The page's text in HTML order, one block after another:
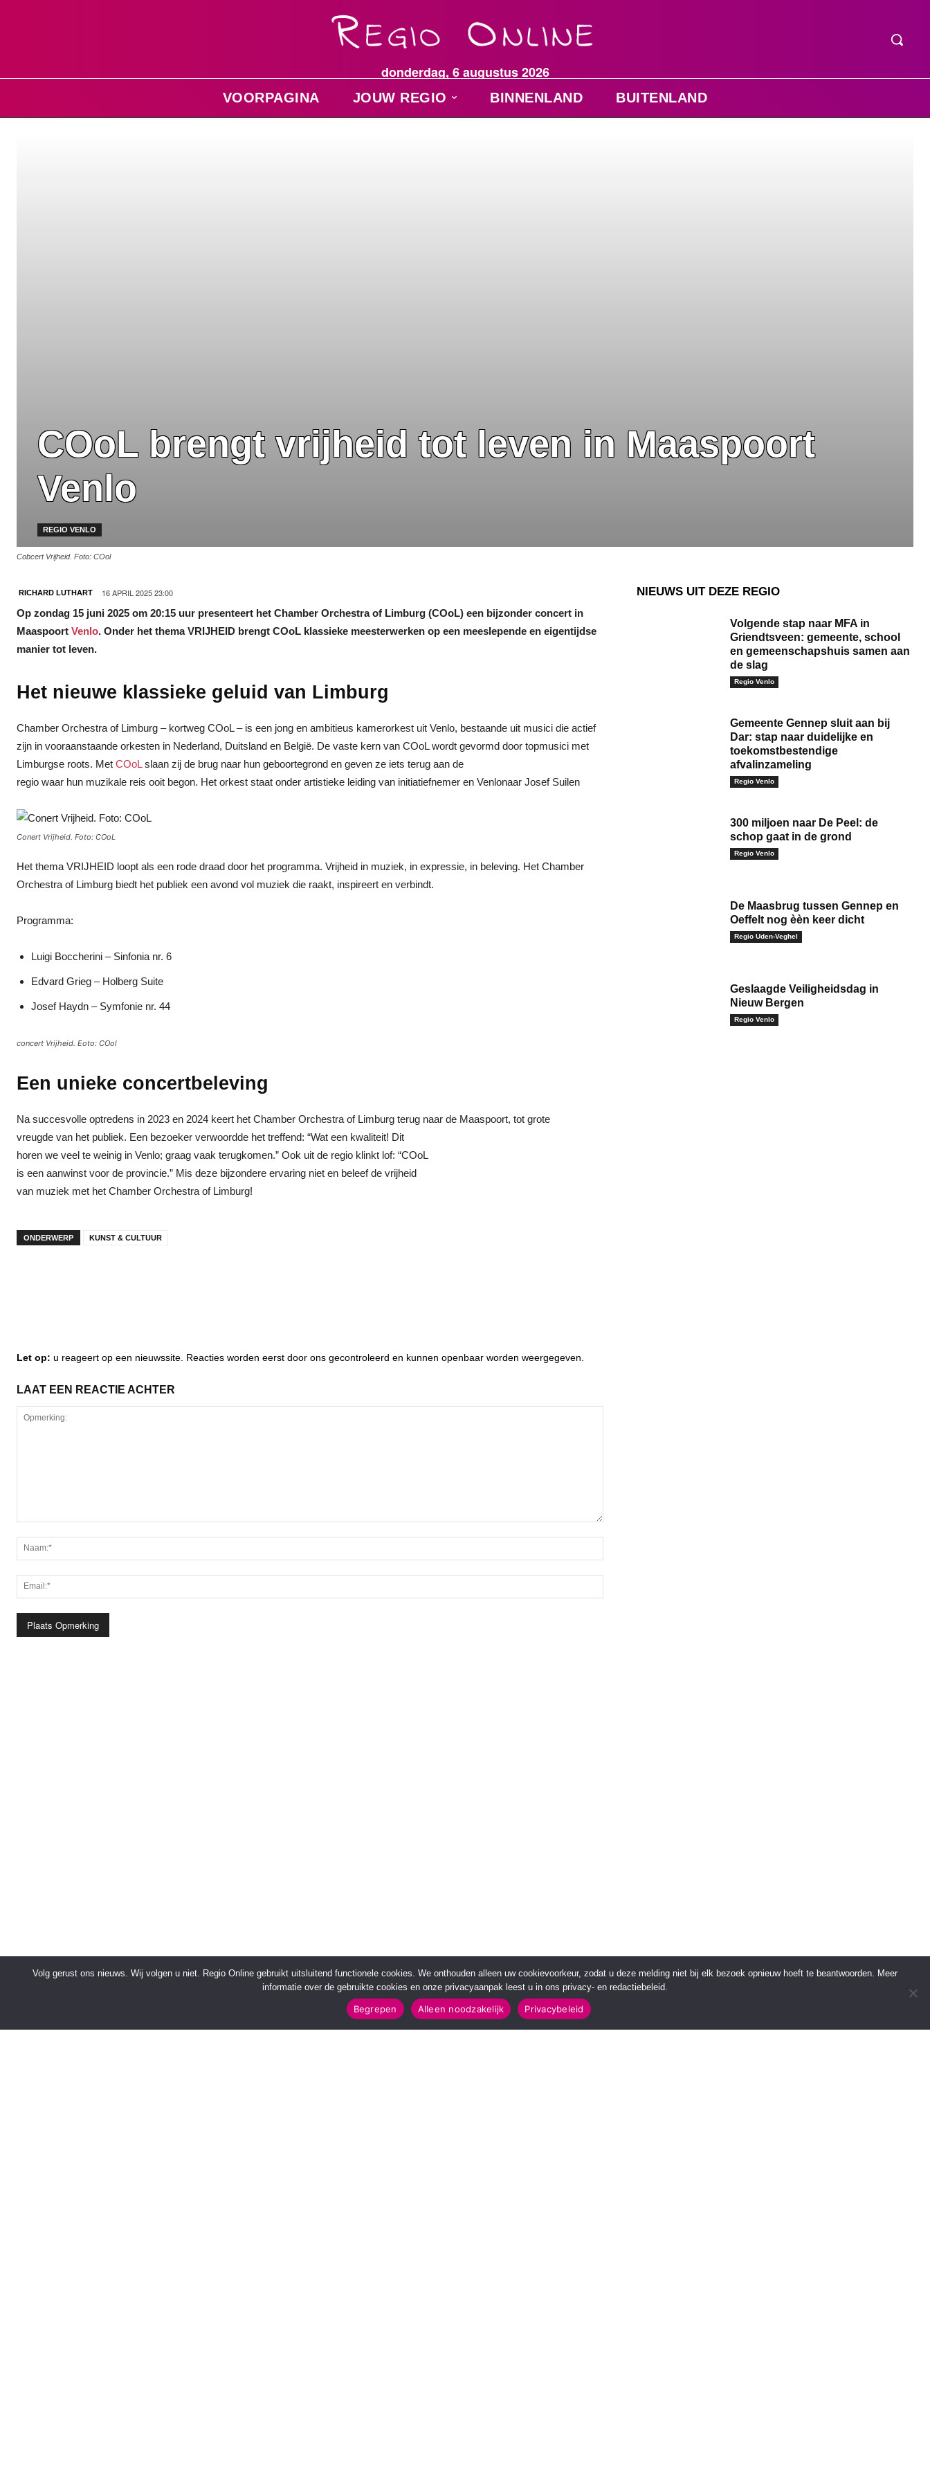
donderdag, 6 augustus 2026
VOORPAGINA JOUW REGIO BINNENLAND BUITENLAND
COoL brengt vrijheid tot leven in Maaspoort
Venlo
REGIO VENLO
Cobcert Vrijheid. Foto: COol
RICHARD LUTHART 16 APRIL 2025 23:00
Op zondag 15 juni 2025 om 20:15 uur presenteert het Chamber Orchestra of Limburg (COoL) een bijzonder concert in
Maaspoort Venlo. Onder het thema VRIJHEID brengt COoL klassieke meesterwerken op een meeslepende en eigentijdse
manier tot leven.
Het nieuwe klassieke geluid van Limburg
Chamber Orchestra of Limburg – kortweg COoL – is een jong en ambitieus kamerorkest uit Venlo, bestaande uit musici die actief
zijn in vooraanstaande orkesten in Nederland, Duitsland en België. De vaste kern van COoL wordt gevormd door topmusici met
Limburgse roots. Met COoLslaan zij de brug naar hun geboortegrond en geven ze iets terug aan de
regio waar hun muzikale reis ooit begon. Het orkest staat onder artistieke leiding van initiatiefnemer en Venlonaar Josef Suilen
Conert Vrijheid. Foto: COoL
Het thema VRIJHEID loopt als een rode draad door het programma. Vrijheid in muziek, in expressie, in beleving. Het Chamber
Orchestra of Limburg biedt het publiek een avond vol muziek die raakt, inspireert en verbindt.
Programma:
Luigi Boccherini – Sinfonia nr. 6
Edvard Grieg – Holberg Suite
Josef Haydn – Symfonie nr. 44
concert Vrijheid. Eoto: COol
Een unieke concertbeleving
Na succesvolle optredens in 2023 en 2024 keert het Chamber Orchestra of Limburg terug naar de Maaspoort, tot grote
vreugde van het publiek. Een bezoeker verwoordde het treffend: “Wat een kwaliteit! Dit
horen we veel te weinig in Venlo; graag vaak terugkomen.” Ook uit de regio klinkt lof: “COoL
is een aanwinst voor de provincie.” Mis deze bijzondere ervaring niet en beleef de vrijheid
van muziek met het Chamber Orchestra of Limburg!
ONDERWERP KUNST & CULTUUR
Let op: u reageert op een nieuwssite. Reacties worden eerst door ons gecontroleerd en kunnen openbaar worden weergegeven.
LAAT EEN REACTIE ACHTER
NIEUWS UIT DEZE REGIO
Volgende stap naar MFA in
Griendtsveen: gemeente, school
en gemeenschapshuis samen aan
de slag
Regio Venlo
Gemeente Gennep sluit aan bij
Dar: stap naar duidelijke en
toekomst­bestendige
afvalinzameling
Regio Venlo
300 miljoen naar De Peel: de
schop gaat in de grond
Regio Venlo
De Maasbrug tussen Gennep en
Oeffelt nog èèn keer dicht
Regio Uden-Veghel
Geslaagde Veiligheidsdag in
Nieuw Bergen
Regio Venlo
Volg gerust ons nieuws. Wij volgen u niet. Regio Online gebruikt uitsluitend functionele cookies. We onthouden alleen uw cookievoorkeur, zodat u deze melding niet bij elk bezoek opnieuw hoeft te beantwoorden. Meer
informatie over de gebruikte cookies en onze privacyaanpak leest u in ons privacy- en redactiebeleid.
Begrepen Alleen noodzakelijk Privacybeleid